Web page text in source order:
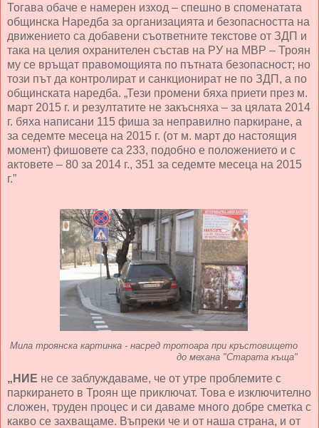
Тогава обаче е намерен изход – спешно в споменатата
общинска Наредба за организацията и безопасността на
движението са добавени съответните текстове от ЗДП и
така на целия охранителен състав на РУ на МВР – Троян
му се връщат правомощията по пътната безопасност; но
този път да контролират и санкционират не по ЗДП, а по
общинската наредба. „Тези промени бяха приети през м.
март 2015 г. и резултатите не закъсняха – за цялата 2014
г. бяха написани 115 фиша за неправилно паркиране, а
за седемте месеца на 2015 г. (от м. март до настоящия
момент) фишовете са 233, подобно е положението и с
актовете – 80 за 2014 г., 351 за седемте месеца на 2015
г.”
Мила троянска картинка - насред тротоара при кръстовището
до механа "Старата къща"
„НИЕ не се заблуждаваме, че от утре проблемите с
паркирането в Троян ще приключат. Това е изключително
сложен, труден процес и си даваме много добре сметка с
какво се захващаме. Въпреки че и от наша страна, и от